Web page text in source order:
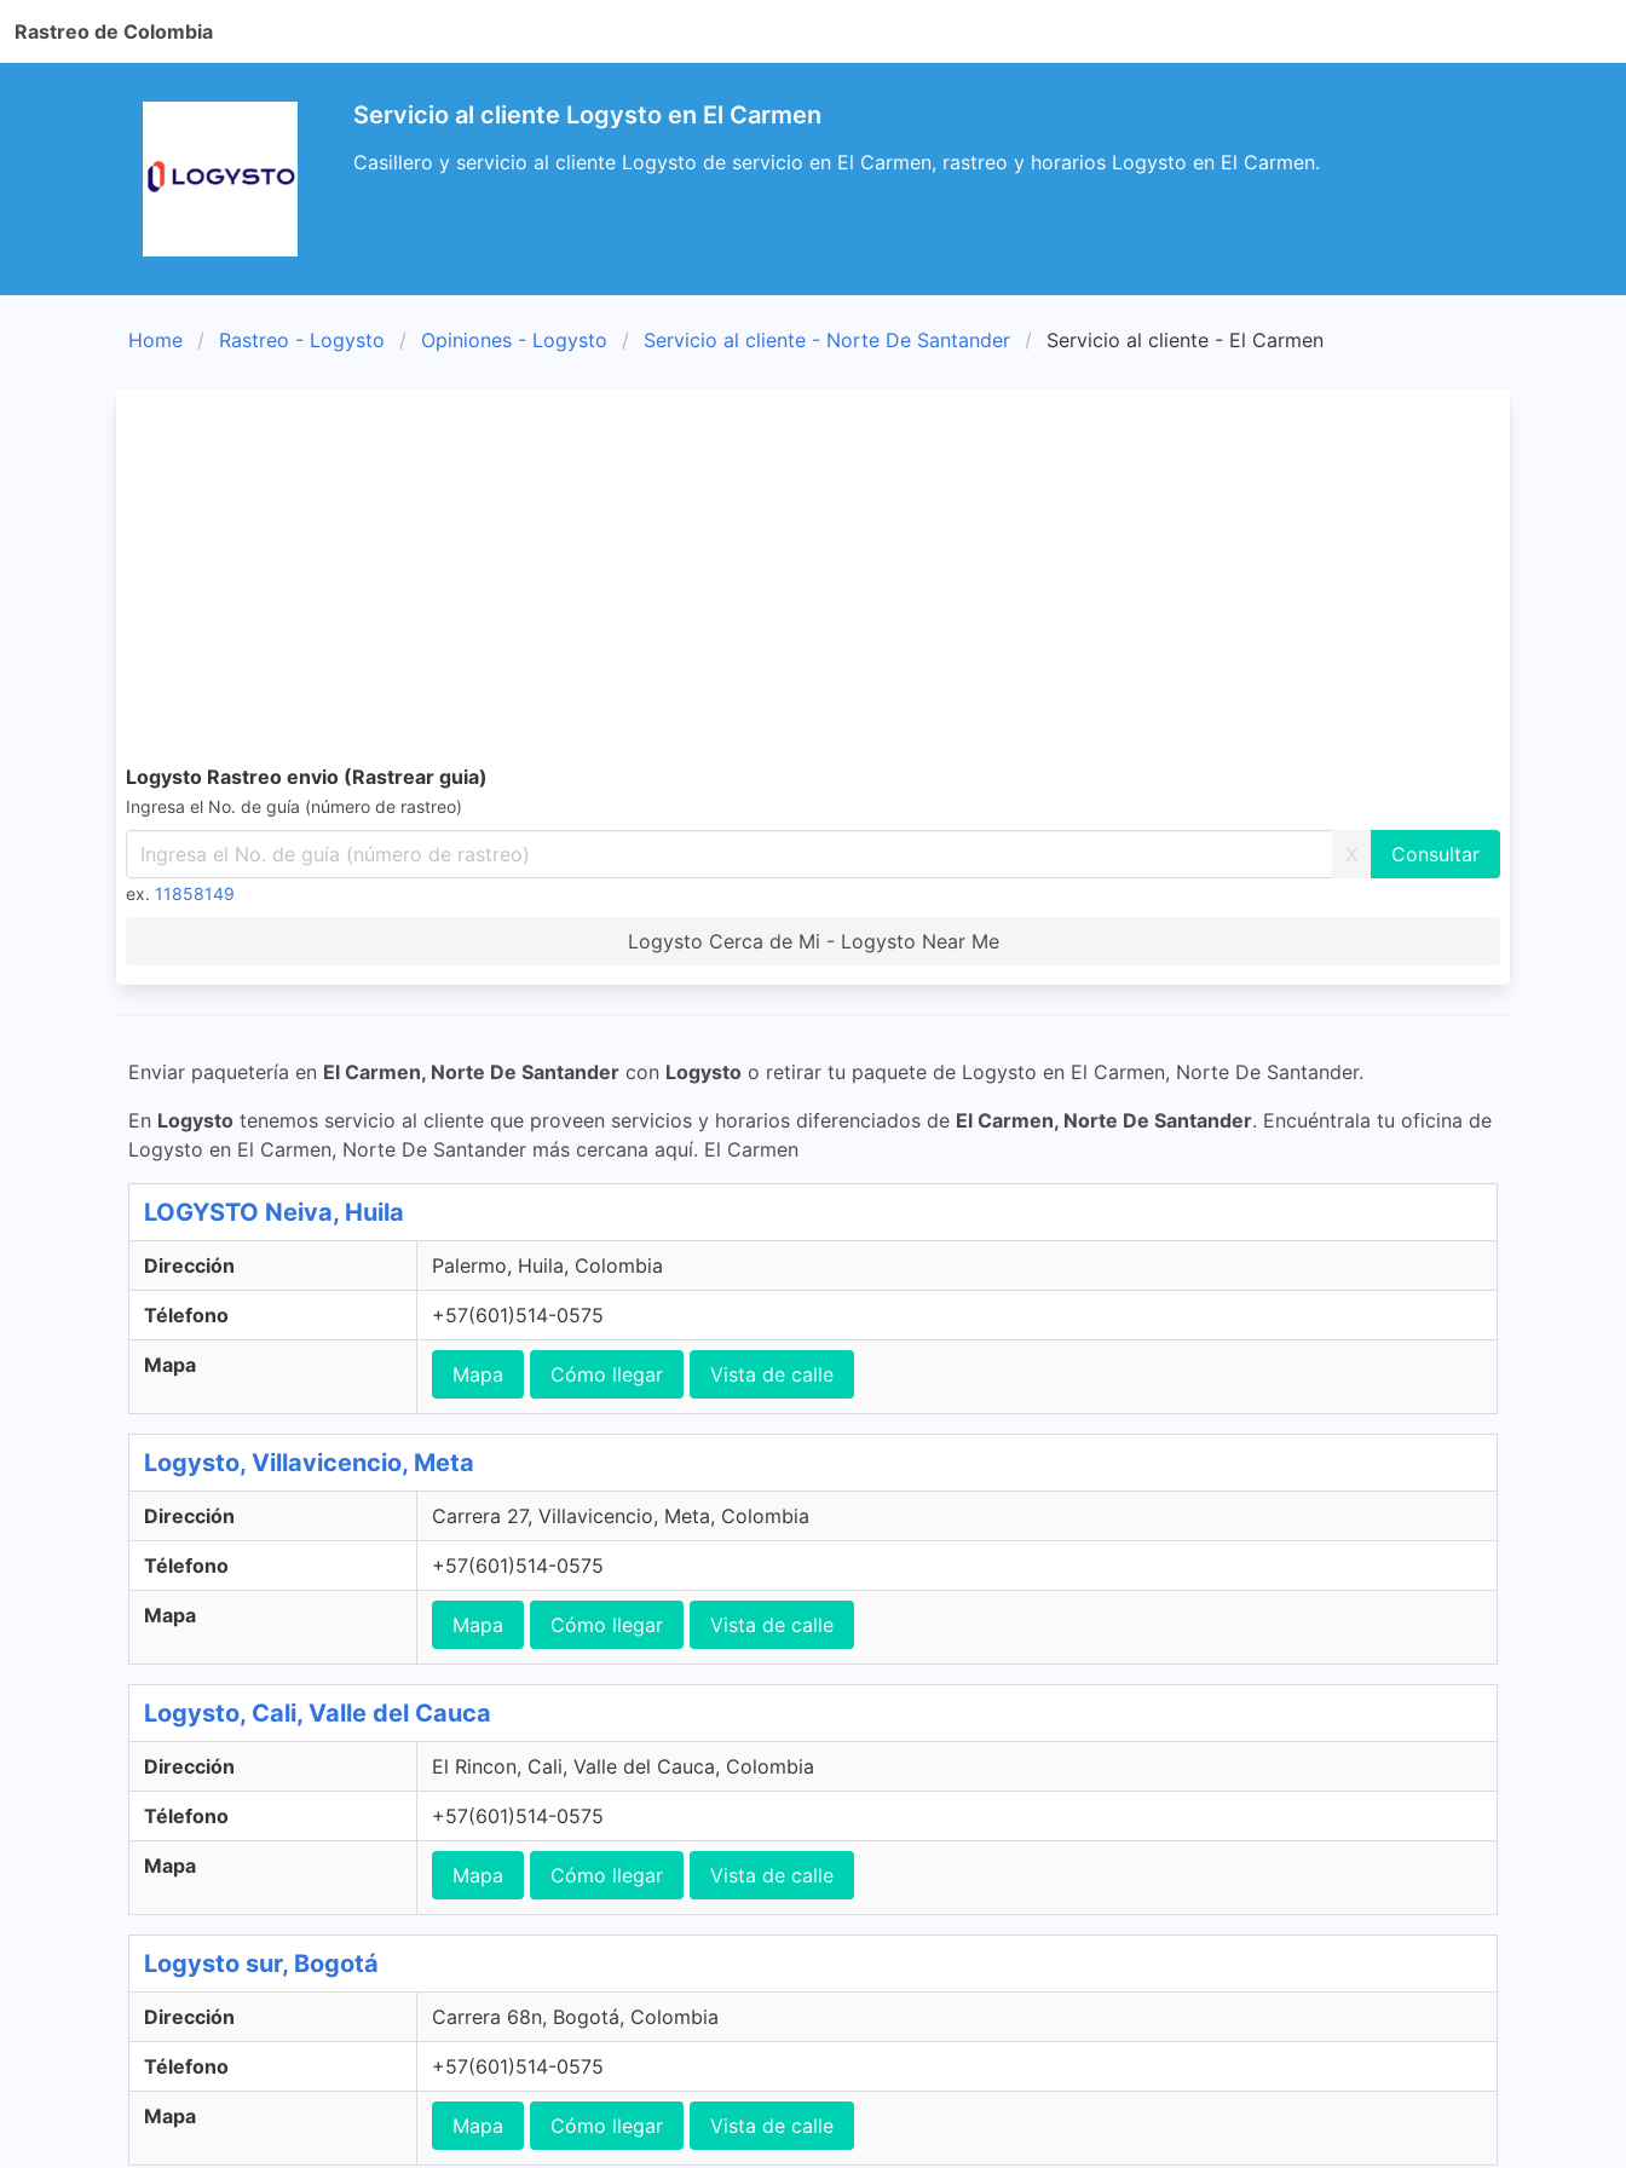
Rastreo de Colombia
Servicio al cliente Logysto en El Carmen
Casillero y servicio al cliente Logysto de servicio en El Carmen, rastreo y horarios Logysto en El Carmen.
Home Rastreo - Logysto Opiniones - Logysto Servicio al cliente - Norte De Santander Servicio al cliente - El Carmen
Logysto Rastreo envio (Rastrear guia)
Ingresa el No. de guía (número de rastreo)
X
ex. 11858149
Logysto Cerca de Mi - Logysto Near Me
Enviar paquetería en El Carmen, Norte De Santander con Logysto o retirar tu paquete de Logysto en El Carmen, Norte De Santander.
En Logysto tenemos servicio al cliente que proveen servicios y horarios diferenciados de El Carmen, Norte De Santander. Encuéntrala tu oficina de
Logysto en El Carmen, Norte De Santander más cercana aquí. El Carmen
LOGYSTO Neiva, Huila
Dirección Palermo, Huila, Colombia
Télefono +57(601)514-0575
Mapa Mapa Cómo llegar Vista de calle
Logysto, Villavicencio, Meta
Dirección Carrera 27, Villavicencio, Meta, Colombia
Télefono +57(601)514-0575
Mapa Mapa Cómo llegar Vista de calle
Logysto, Cali, Valle del Cauca
Dirección El Rincon, Cali, Valle del Cauca, Colombia
Télefono +57(601)514-0575
Mapa Mapa Cómo llegar Vista de calle
Logysto sur, Bogotá
Dirección Carrera 68n, Bogotá, Colombia
Télefono +57(601)514-0575
Mapa Mapa Cómo llegar Vista de calle